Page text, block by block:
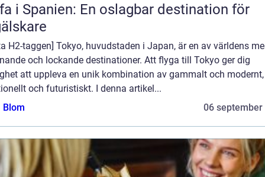
i Spanien: En oslagbar destination för
H2-taggen] Tokyo, huvudstaden i Japan, är en av världens
och lockande destinationer. Att flyga till Tokyo ger dig
att uppleva en unik kombination av gammalt och modernt,
och futuristiskt. I denna artikel...
Blom
06 september